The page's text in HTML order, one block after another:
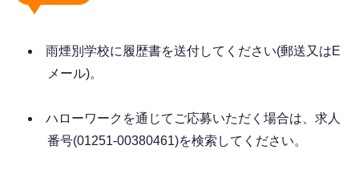
雨煙別学校に履歴書を送付してください(郵送又はE
メール)。
ハローワークを通じてご応募いただく場合は、求人
番号(01251-00380461)を検索してください。